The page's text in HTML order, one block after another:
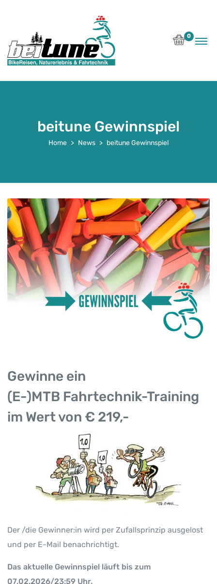
0
beitune Gewinnspiel
Home News beitune Gewinnspiel
Gewinne ein
(E-)MTB Fahrtechnik-Training
im Wert von € 219,-
Der /die Gewinner:in wird per Zufallsprinzip ausgelost
und per E-Mail benachrichtigt.
Das aktuelle Gewinnspiel läuft bis zum
07.02.2026/23:59 Uhr.